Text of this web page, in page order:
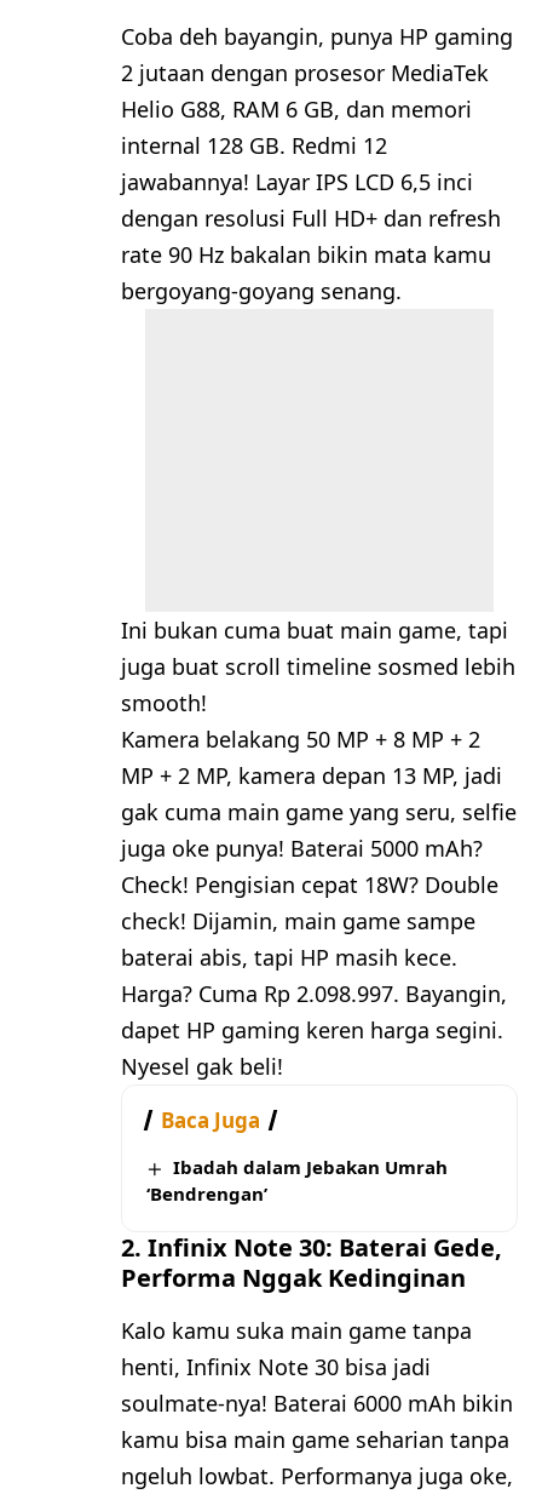
Coba deh bayangin, punya HP gaming
2 jutaan dengan prosesor MediaTek
Helio G88, RAM 6 GB, dan memori
internal 128 GB. Redmi 12
jawabannya! Layar IPS LCD 6,5 inci
dengan resolusi Full HD+ dan refresh
rate 90 Hz bakalan bikin mata kamu
bergoyang-goyang senang.
Ini bukan cuma buat main game, tapi
juga buat scroll timeline sosmed lebih
smooth!
Kamera belakang 50 MP + 8 MP + 2
MP + 2 MP, kamera depan 13 MP, jadi
gak cuma main game yang seru, selfie
juga oke punya! Baterai 5000 mAh?
Check! Pengisian cepat 18W? Double
check! Dijamin, main game sampe
baterai abis, tapi HP masih kece.
Harga? Cuma Rp 2.098.997. Bayangin,
dapet HP gaming keren harga segini.
Nyesel gak beli!
Baca Juga
Ibadah dalam Jebakan Umrah
‘Bendrengan’
2. Infinix Note 30: Baterai Gede,
Performa Nggak Kedinginan
Kalo kamu suka main game tanpa
henti, Infinix Note 30 bisa jadi
soulmate-nya! Baterai 6000 mAh bikin
kamu bisa main game seharian tanpa
ngeluh lowbat. Performanya juga oke,